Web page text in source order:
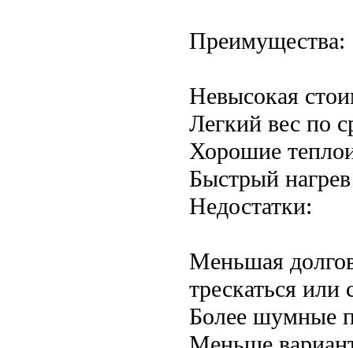
Преимущества:
Невысокая
Легкий вес по
Хорошие
Быстрый
Недостатки:
Меньшая
трескаться или
Более шумные